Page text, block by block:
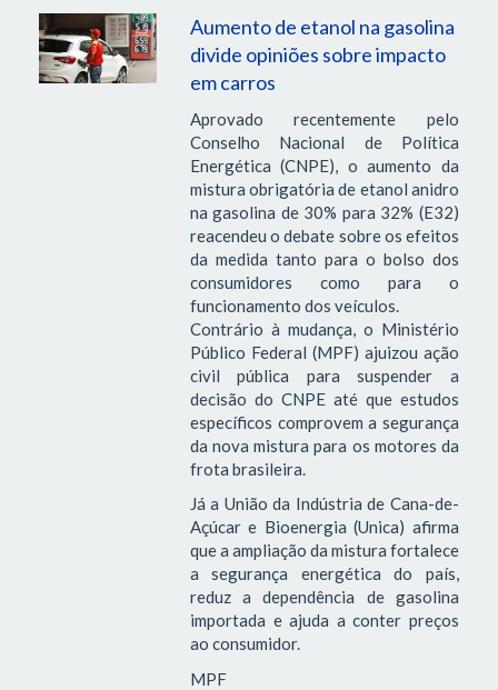
Aumento de etanol na gasolina
divide opiniões sobre impacto
em carros
Aprovado recentemente pelo
Conselho Nacional de Política
Energética (CNPE), o aumento da
mistura obrigatória de etanol anidro
na gasolina de 30% para 32% (E32)
reacendeu o debate sobre os efeitos
da medida tanto para o bolso dos
consumidores como para o
funcionamento dos veículos.
Contrário à mudança, o Ministério
Público Federal (MPF) ajuizou ação
civil pública para suspender a
decisão do CNPE até que estudos
específicos comprovem a segurança
da nova mistura para os motores da
frota brasileira.
Já a União da Indústria de Cana-de-
Açúcar e Bioenergia (Unica) afirma
que a ampliação da mistura fortalece
a segurança energética do país,
reduz a dependência de gasolina
importada e ajuda a conter preços
ao consumidor.
MPF